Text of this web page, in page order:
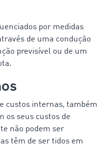
por medidas
de uma condução
previsível ou de um
custos internas, também
os seus custos de
não podem ser
têm de ser tidos em